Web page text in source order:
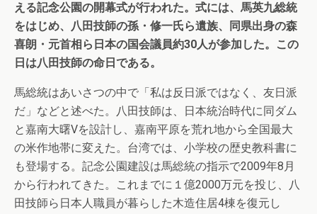
える記念公園の開幕式が行われた。式には、馬英九総統
をはじめ、八田技師の孫・修一氏ら遺族、同県出身の森
喜朗・元首相ら日本の国会議員約30人が参加した。この
日は八田技師の命日である。
馬総統はあいさつの中で「私は反日派ではなく、友日派
だ」などと述べた。八田技師は、日本統治時代に同ダム
と嘉南大曙Vを設計し、嘉南平原を荒れ地から全国最大
の米作地帯に変えた。台湾では、小学校の歴史教科書に
も登場する。記念公園建設は馬総統の指示で2009年8月
から行われてきた。これまでに１億2000万元を投じ、八
田技師ら日本人職員が暮らした木造住居4棟を復元し